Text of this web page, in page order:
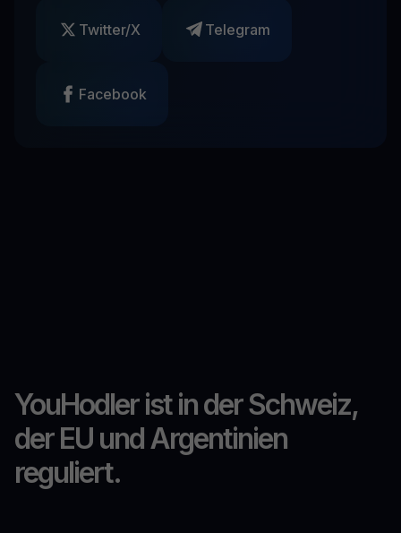
Twitter/X Telegram
Facebook
YouHodler ist in der Schweiz,
der EU und Argentinien
reguliert.